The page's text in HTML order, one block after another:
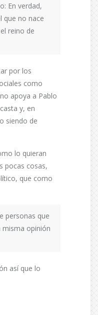
En verdad,
que no nace
reino de
por los
como
apoya a Pablo
y, en
siendo de
lo quieran
pocas cosas,
que como
personas que
misma opinión
así que lo